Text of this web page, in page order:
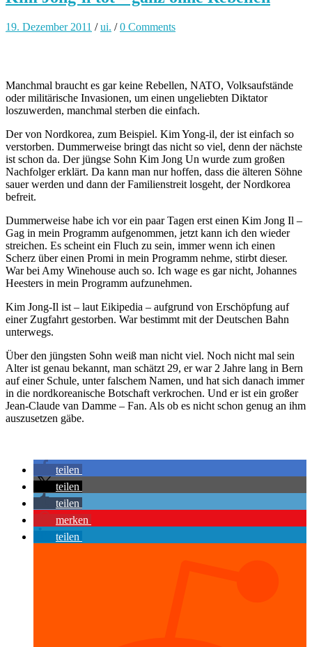
19. Dezember 2011 /ui. /0 Comments
Manchmal braucht es gar keine Rebellen, NATO, Volksaufstände
oder militärische Invasionen, um einen ungeliebten Diktator
loszuwerden, manchmal sterben die einfach.
Der von Nordkorea, zum Beispiel. Kim Yong-il, der ist einfach so
verstorben. Dummerweise bringt das nicht so viel, denn der nächste
ist schon da. Der jüngse Sohn Kim Jong Un wurde zum großen
Nachfolger erklärt. Da kann man nur hoffen, dass die älteren Söhne
sauer werden und dann der Familienstreit losgeht, der Nordkorea
befreit.
Dummerweise habe ich vor ein paar Tagen erst einen Kim Jong Il –
Gag in mein Programm aufgenommen, jetzt kann ich den wieder
streichen. Es scheint ein Fluch zu sein, immer wenn ich einen
Scherz über einen Promi in mein Programm nehme, stirbt dieser.
War bei Amy Winehouse auch so. Ich wage es gar nicht, Johannes
Heesters in mein Programm aufzunehmen.
Kim Jong-Il ist – laut Eikipedia – aufgrund von Erschöpfung auf
einer Zugfahrt gestorben. War bestimmt mit der Deutschen Bahn
unterwegs.
Über den jüngsten Sohn weiß man nicht viel. Noch nicht mal sein
Alter ist genau bekannt, man schätzt 29, er war 2 Jahre lang in Bern
auf einer Schule, unter falschem Namen, und hat sich danach immer
in die nordkoreanische Botschaft verkrochen. Und er ist ein großer
Jean-Claude van Damme – Fan. Als ob es nicht schon genug an ihm
auszusetzen gäbe.
teilen
teilen
teilen
merken
teilen